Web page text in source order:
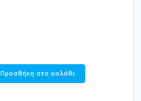
Προσθήκη στο καλάθι